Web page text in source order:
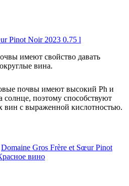
имеют свойство давать
вина.
почвы имеют высокий Ph и
солнце, поэтому способствуют
вин с выраженной кислотностью.
Domaine Gros Frère et Sœur Pinot
вино